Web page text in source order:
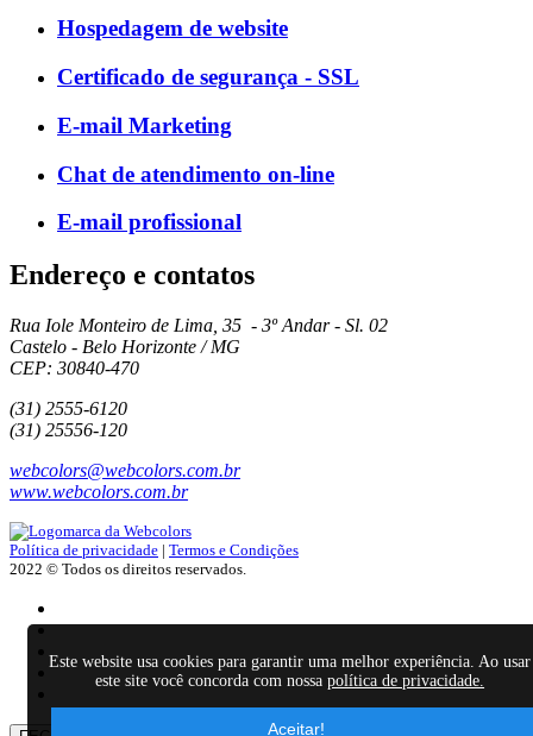
Hospedagem de website
Certificado de segurança - SSL
E-mail Marketing
Chat de atendimento on-line
E-mail profissional
Endereço e contatos
Rua Iole Monteiro de Lima, 35 - 3º Andar - Sl. 02
Castelo - Belo Horizonte / MG
CEP: 30840-470
(31) 2555-6120
(31) 25556-120
webcolors@webcolors.com.br
www.webcolors.com.br
Política de privacidade | Termos e Condições
2022 © Todos os direitos reservados.
Este website usa cookies para garantir uma melhor experiência. Ao usar
este site você concorda com nossapolítica de privacidade.
Aceitar!